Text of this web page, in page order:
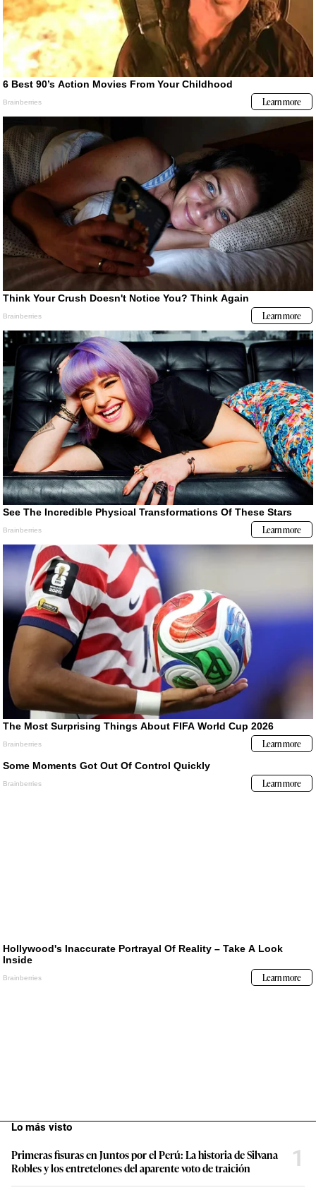
Lo más visto
Primeras fisuras en Juntos por el Perú: La historia de Silvana
Robles y los entretelones del aparente voto de traición
1